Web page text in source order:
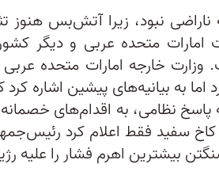
ناراضی نبود، زیرا آتش‌بس
امارات متحده عربی و دیگر
خارجه امارات متحده عربی
به بیانیه‌های پیشین اشاره
پاسخ نظامی، به اقدام‌های خصمانه
کاخ سفید فقط اعلام کرد
بیشترین اهرم فشار را علیه